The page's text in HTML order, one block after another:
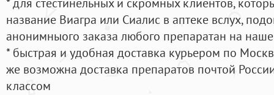
название Виагра или Сиалис в аптеке вслух,
анонимныого заказа любого препаратан на
* быстрая и удобная доставка курьером по
же возможна доставка препаратов почтой
классом